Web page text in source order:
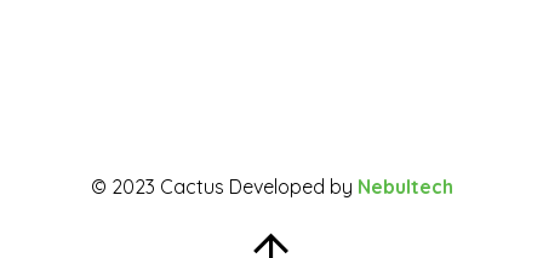
© 2023 Cactus Developed by Nebultech